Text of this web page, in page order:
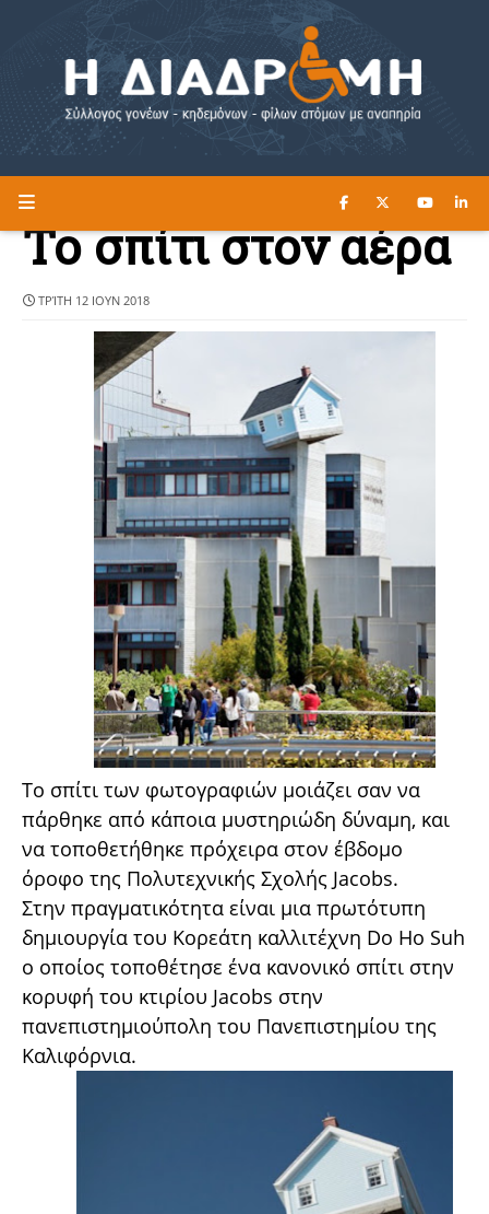
Η ΔΙΑΔΡΟΜΗ ΔΙΑΒΑΣΤΕ ΕΔΩ ►
Το σπίτι στον αέρα
ΤΡΊΤΗ 12 ΙΟΥΝ 2018
Το σπίτι των φωτογραφιών μοιάζει σαν να
πάρθηκε από κάποια μυστηριώδη δύναμη, και
να τοποθετήθηκε πρόχειρα στον έβδομο
όροφο της Πολυτεχνικής Σχολής Jacobs.
Στην πραγματικότητα είναι μια πρωτότυπη
δημιουργία του Κορεάτη καλλιτέχνη Do Ho Suh
ο οποίος τοποθέτησε ένα κανονικό σπίτι στην
κορυφή του κτιρίου Jacobs στην
πανεπιστημιούπολη του Πανεπιστημίου της
Καλιφόρνια.